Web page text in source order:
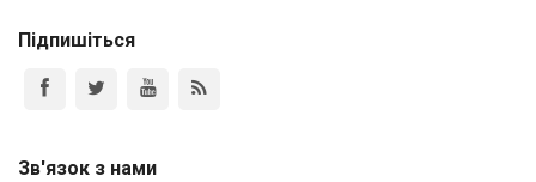
Підпишіться
Зв'язок з нами